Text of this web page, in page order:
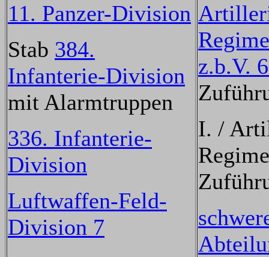
11. Panzer-Division
Stab 384.
Infanterie-Division
mit Alarmtruppen
336. Infanterie-
Division
Luftwaffen-Feld-
Division 7
z.b.V.
I. /